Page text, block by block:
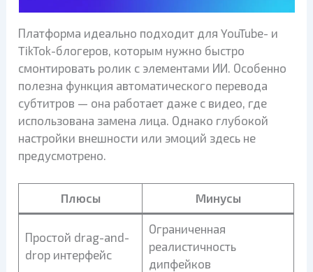
Платформа идеально подходит для YouTube- и
TikTok-блогеров, которым нужно быстро
смонтировать ролик с элементами ИИ. Особенно
полезна функция автоматического перевода
субтитров — она работает даже с видео, где
использована замена лица. Однако глубокой
настройки внешности или эмоций здесь не
предусмотрено.
Плюсы Минусы
Простой drag-and-
drop интерфейс
Ограниченная
реалистичность
дипфейков